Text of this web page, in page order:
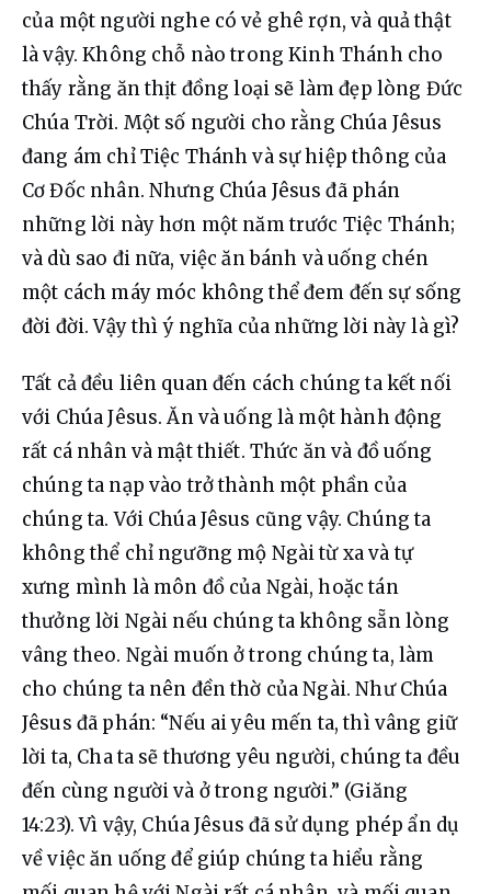
của một người nghe có vẻ ghê rợn, và quả thật
là vậy. Không chỗ nào trong Kinh Thánh cho
thấy rằng ăn thịt đồng loại sẽ làm đẹp lòng Đức
Chúa Trời. Một số người cho rằng Chúa Jêsus
đang ám chỉ Tiệc Thánh và sự hiệp thông của
Cơ Đốc nhân. Nhưng Chúa Jêsus đã phán
những lời này hơn một năm trước Tiệc Thánh;
và dù sao đi nữa, việc ăn bánh và uống chén
một cách máy móc không thể đem đến sự sống
đời đời. Vậy thì ý nghĩa của những lời này là gì?
Tất cả đều liên quan đến cách chúng ta kết nối
với Chúa Jêsus. Ăn và uống là một hành động
rất cá nhân và mật thiết. Thức ăn và đồ uống
chúng ta nạp vào trở thành một phần của
chúng ta. Với Chúa Jêsus cũng vậy. Chúng ta
không thể chỉ ngưỡng mộ Ngài từ xa và tự
xưng mình là môn đồ của Ngài, hoặc tán
thưởng lời Ngài nếu chúng ta không sẵn lòng
vâng theo. Ngài muốn ở trong chúng ta, làm
cho chúng ta nên đền thờ của Ngài. Như Chúa
Jêsus đã phán: “Nếu ai yêu mến ta, thì vâng giữ
lời ta, Cha ta sẽ thương yêu người, chúng ta đều
đến cùng người và ở trong người.” (Giăng
14:23). Vì vậy, Chúa Jêsus đã sử dụng phép ẩn dụ
về việc ăn uống để giúp chúng ta hiểu rằng